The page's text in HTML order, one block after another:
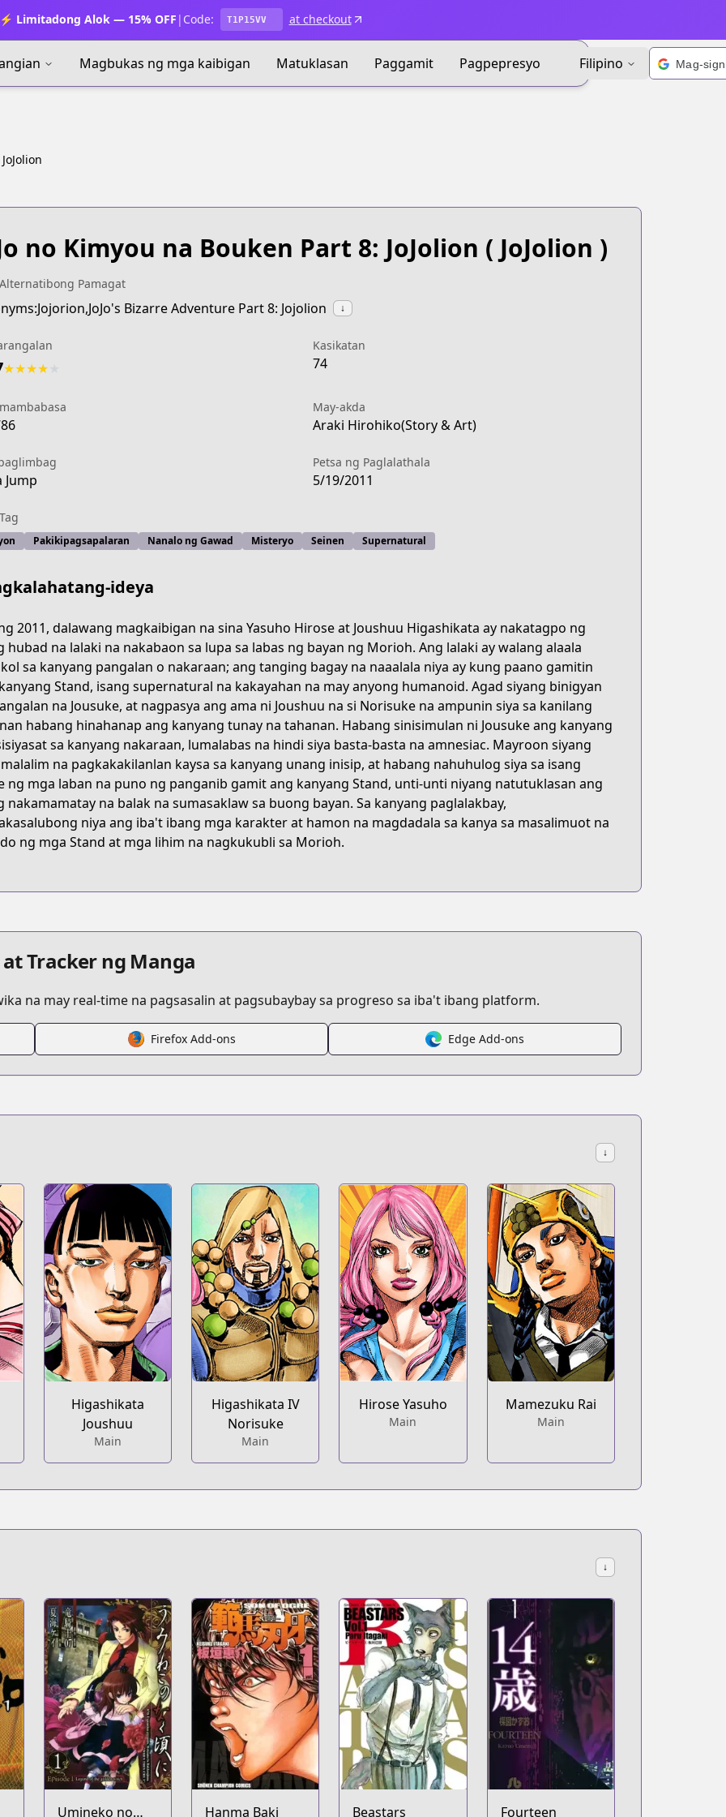
⚡ Limitadong Alok — 15% OFF | Code: T1P15VV at checkout
Magbukas ng mga kaibigan Matuklasan Paggamit Pagpepresyo Filipino
4bcf-81d7-ad307d2ea971
bizarre-adventure-part-8-jojolion
no Kimyou na Bouken Part 8: JoJolion ( JoJolion )
Pamagat
Bizarre Adventure Part 8: Jojolion ↓
★★★★
Kasikatan
74
May-akda
Araki Hirohiko(Story & Art)
Jump
Petsa ng Paglalathala
5/19/2011
Pakikipagsapalaran Nanalo ng Gawad Misteryo Seinen Supernatural
ideya
2011, dalawang magkaibigan na sina Yasuho Hirose at Joushuu Higashikata ay nakatagpo ng
hubad na lalaki na nakabaon sa lupa sa labas ng bayan ng Morioh. Ang lalaki ay walang alaala
sa kanyang pangalan o nakaraan; ang tanging bagay na naaalala niya ay kung paano gamitin
Stand, isang supernatural na kakayahan na may anyong humanoid. Agad siyang binigyan
na Jousuke, at nagpasya ang ama ni Joushuu na si Norisuke na ampunin siya sa kanilang
habang hinahanap ang kanyang tunay na tahanan. Habang sinisimulan ni Jousuke ang kanyang
sa kanyang nakaraan, lumalabas na hindi siya basta-basta na amnesiac. Mayroon siyang
na pagkakakilanlan kaysa sa kanyang unang inisip, at habang nahuhulog siya sa isang
ng mga laban na puno ng panganib gamit ang kanyang Stand, unti-unti niyang natutuklasan ang
nakamamatay na balak na sumasaklaw sa buong bayan. Sa kanyang paglalakbay,
niya ang iba't ibang mga karakter at hamon na magdadala sa kanya sa masalimuot na
ng mga Stand at mga lihim na nagkukubli sa Morioh.
Tracker ng Manga
na may real-time na pagsasalin at pagsubaybay sa progreso sa iba't ibang platform.
Firefox Add-ons Edge Add-ons
↓
Higashikata
Joushuu
Main
Higashikata IV
Norisuke
Main
Hirose Yasuho
Main
Mamezuku Rai
Main
↓
Umineko no Hanma Baki Beastars Fourteen